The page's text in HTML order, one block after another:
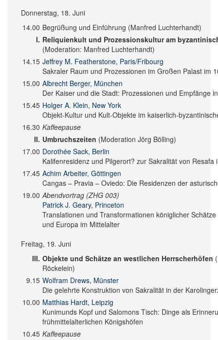
Donnerstag, 18. Juni
14.00 Begrüßung und Einführung (Manfred Luchterhandt)
I. Reliquienkult und Prozessionskultur am
(Moderation: Manfred Luchterhandt)
14.15 Jeffrey M. Featherstone, Paris/Fribourg
Sakraler Raum und Prozessionen im Großen Palast im
15.00 Albrecht Berger, München
Der Kaiser und die Stadt: Prozessionen und Empfänge
15.45 Holger A. Klein, New York
Objekt-Kultur und Kult-Objekte im kaiserlich-
16.30 Kaffeepause
II. Umbruchszeiten (Moderation Jörg Bölling)
17.00 Dorothée Sack, Berlin
Kalifenresidenz und Pilgerort? zur Sakralität von Resafa
17.45 Achim Arbeiter, Göttingen
Cangas – Pravia – Oviedo: Die Residenzen der
19.00 Abendvortrag (ZHG 003)
Patrick J. Geary, Princeton
Translationen und Transformationen königlicher
und Europa im Mittelalter
Freitag, 19. Juni
III. Objekte und Schätze an westlichen Herrscherhöfen
Röckelein)
9.15 Wolfram Drews, Münster
Die gelehrte Konstruktion von Sakralität in der
10.00 Matthias Hardt, Leipzig
Kunimunds Kopf und Salomons Tisch: Dinge als
frühmittelalterlichen Königshöfen
10.45 Kaffeepause